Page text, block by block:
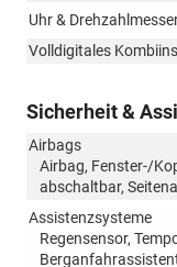
Uhr &
Volldigitales
Sicherheit &
Airbags
Airbag, Fenster-/
abschaltbar,
Assistenzsysteme
Regensensor,